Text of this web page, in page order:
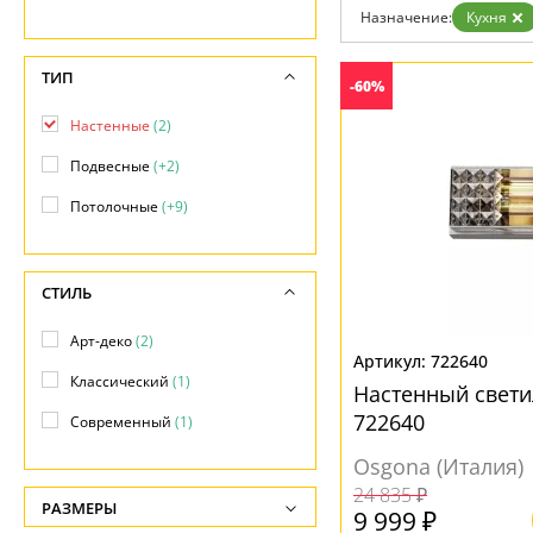
Назначение: Кухня
-60%
722640
Настенный
722640
Osgona (Италия)
24 835 ₽
9 999 ₽
ТИП
Настенные (2)
Подвесные(+2)
Потолочные(+9)
СТИЛЬ
Арт-деко(2)
Классический (1)
Современный (1)
РАЗМЕРЫ